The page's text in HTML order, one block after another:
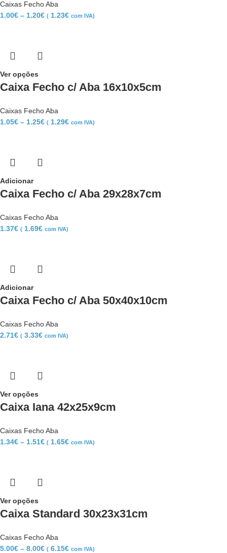
Caixas Fecho Aba
1.00€ – 1.20€ ( 1.23€ com IVA)
Ver opções
Caixa Fecho c/ Aba 16x10x5cm
Caixas Fecho Aba
1.05€ – 1.25€ ( 1.29€ com IVA)
Adicionar
Caixa Fecho c/ Aba 29x28x7cm
Caixas Fecho Aba
1.37€ ( 1.69€ com IVA)
Adicionar
Caixa Fecho c/ Aba 50x40x10cm
Caixas Fecho Aba
2.71€ ( 3.33€ com IVA)
Ver opções
Caixa Iana 42x25x9cm
Caixas Fecho Aba
1.34€ – 1.51€ ( 1.65€ com IVA)
Ver opções
Caixa Standard 30x23x31cm
Caixas Fecho Aba
5.00€ – 8.00€ ( 6.15€ com IVA)